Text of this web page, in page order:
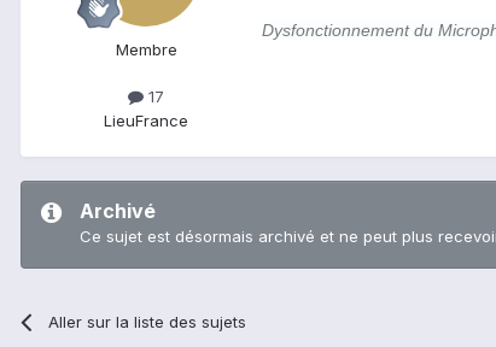
Membre
17
LieuFrance
Dysfonctionnement du
Archivé
Ce sujet est désormais archivé et ne peut plus
Aller sur la liste des sujets